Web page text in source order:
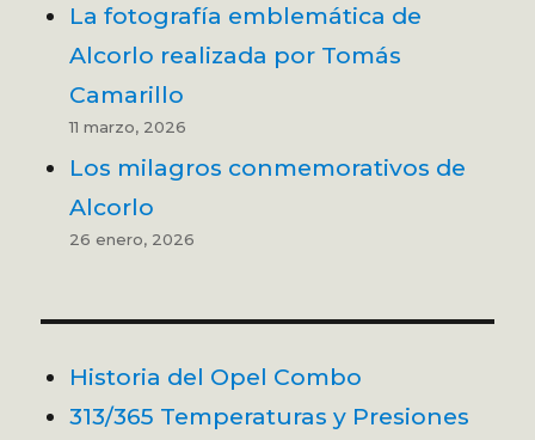
La fotografía emblemática de
Alcorlo realizada por Tomás
Camarillo
11 marzo, 2026
Los milagros conmemorativos de
Alcorlo
26 enero, 2026
Historia del Opel Combo
313/365 Temperaturas y Presiones